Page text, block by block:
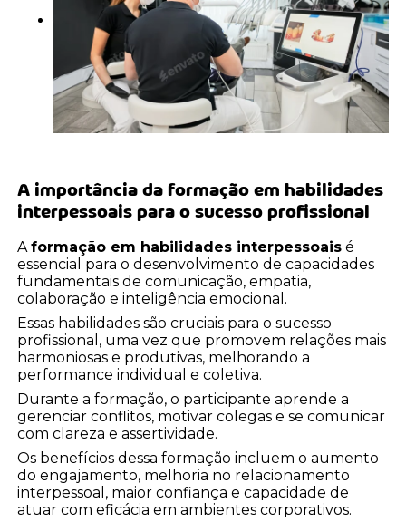
A importância daformação em habilidades
interpessoais para o sucesso profissional
Aformação em habilidades interpessoais é
essencial para o desenvolvimento de capacidades
fundamentais de comunicação, empatia,
colaboração e inteligência emocional.
Essas habilidades são cruciais para o sucesso
profissional, uma vez que promovem relações mais
harmoniosas e produtivas, melhorando a
performance individual e coletiva.
Durante a formação, o participante aprende a
gerenciar conflitos, motivar colegas e se comunicar
com clareza e assertividade.
Os benefícios dessa formação incluem o aumento
do engajamento, melhoria no relacionamento
interpessoal, maior confiança e capacidade de
atuar com eficácia em ambientes corporativos.